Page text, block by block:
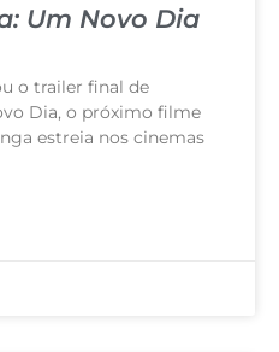
Um Novo Dia
o trailer final de
Dia, o próximo filme
estreia nos cinemas